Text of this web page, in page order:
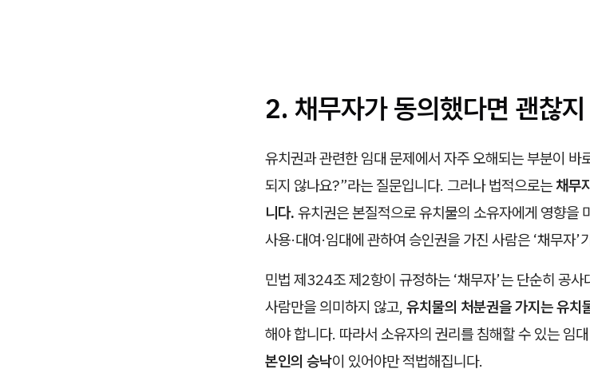
2. 채무자가 동의했다면 괜찮
유치권과 관련한 임대 문제에서 자주 오해되는 부분이
되지 않나요?”라는 질문입니다. 그러나 법적으로는채무
니다. 유치권은 본질적으로 유치물의 소유자에게 영향을
사용·대여·임대에 관하여 승인권을 가진 사람은 ‘채무자’
민법 제324조 제2항이 규정하는 ‘채무자’는 단순히 공
사람만을 의미하지 않고, 유치물의 처분권을 가지는 유치
해야 합니다. 따라서 소유자의 권리를 침해할 수 있는 임
본인의 승낙이 있어야만 적법해집니다.